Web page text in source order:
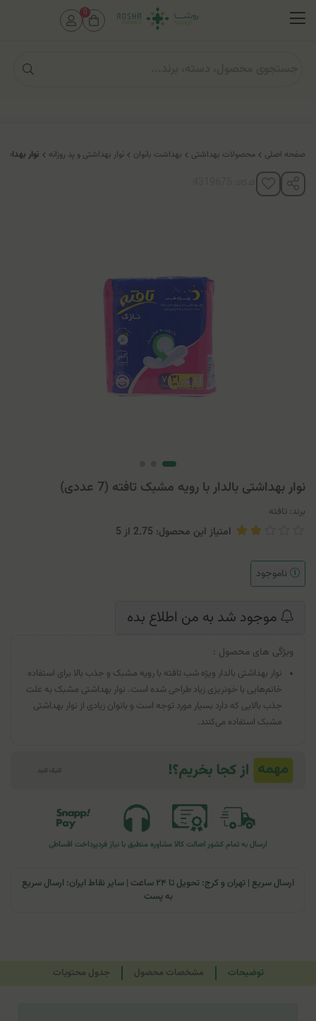
صفحه اصلی محصولات بهداشتی بهداشت بانوان نوار بهداشتی و پد روزانه نوار
نوار بهداشتی بالدار با رویه مشبک تافته (7 عددی)
برند: تافته
امتیاز این محصول: 2.75 از 5
ناموجود
موجود شد به من اطلاع بده
ویژگی های محصول :
نوار بهداشتی بالدار ویژه شب تافته با رویه مشبک و جذب بالا برای استفاده
خانم‌هایی با خونریزی زیاد طراحی شده است. نوار بهداشتی مشبک به علت
جذب بالایی که دارد بسیار مورد توجه است و بانوان زیادی از نوار بهداشتی
مشبک استفاده می‌کنند.
ارسال به تمام کشوراصالت کالا مشاوره منطبق با نیاز فردپرداخت اقساطی
ارسال سریع | تهران و کرج: تحویل تا ۲۴ ساعت | سایر نقاط ایران: ارسال سریع
به پست
توضیحات مشخصات محصول جدول محتویات
0